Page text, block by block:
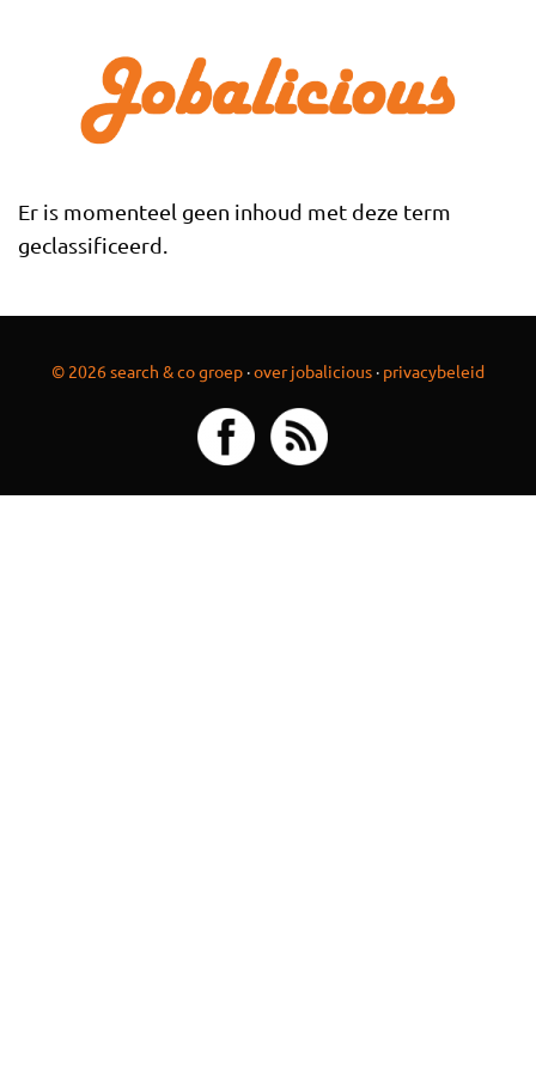
Er is momenteel geen inhoud met deze term
geclassificeerd.
© 2026 search & co groep ·over jobalicious · privacybeleid